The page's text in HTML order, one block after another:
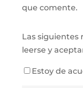
que comente.
Las siguientes
leerse y
Estoy de